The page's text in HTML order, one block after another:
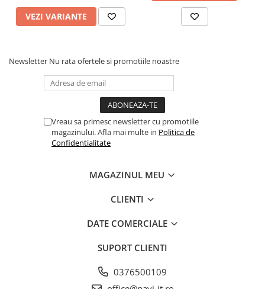
VEZI VARIANTE
Newsletter Nu rata ofertele si promotiile noastre
Vreau sa primesc newsletter cu promotiile
magazinului. Afla mai multe in Politica de
Confidentialitate
MAGAZINUL MEU
CLIENTI
DATE COMERCIALE
SUPORT CLIENTI
0376500109